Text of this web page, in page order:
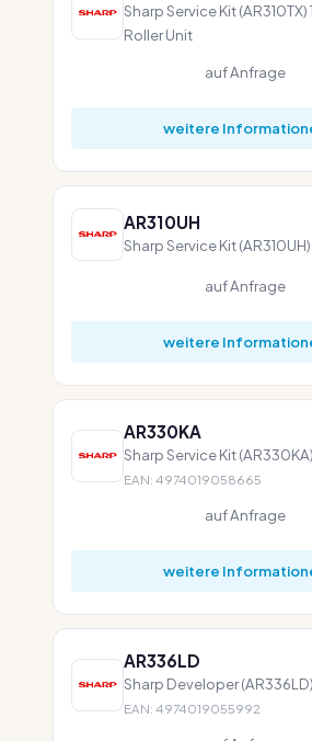
Sharp Service Kit
Roller Unit
auf Anfrage
weitere
AR310UH
Sharp Service Kit (AR310UH)
auf Anfrage
weitere
AR330KA
Sharp Service Kit (AR330KA)
EAN: 4974019058665
auf Anfrage
weitere
AR336LD
Sharp Developer (AR336LD)
EAN: 4974019055992